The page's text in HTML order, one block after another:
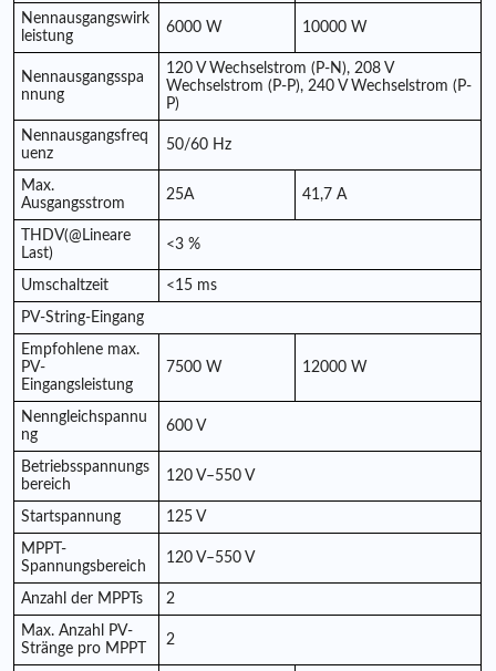
Nennausgangswirk
leistung
6000 W 10000 W
Nennausgangsspa
nnung
120 V Wechselstrom (P-N), 208 V
Wechselstrom (P-P), 240 V Wechselstrom (P-
P)
Nennausgangsfreq
uenz
50/60 Hz
Max.
Ausgangsstrom
25A 41,7 A
THDV(@Lineare
Last)
<3 %
Umschaltzeit <15 ms
PV-String-Eingang
Empfohlene max.
PV-
Eingangsleistung
7500 W 12000 W
Nenngleichspannu
ng
600 V
Betriebsspannungs
bereich
120 V–550 V
Startspannung 125 V
MPPT-
Spannungsbereich
120 V–550 V
Anzahl der MPPTs 2
Max. Anzahl PV-
Stränge pro MPPT
2